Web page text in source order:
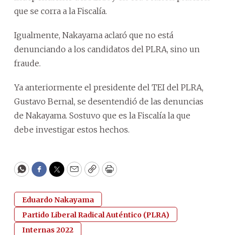
que se corra a la Fiscalía.
Igualmente, Nakayama aclaró que no está
denunciando a los candidatos del PLRA, sino un
fraude.
Ya anteriormente el presidente del TEI del PLRA,
Gustavo Bernal, se desentendió de las denuncias
de Nakayama. Sostuvo que es la Fiscalía la que
debe investigar estos hechos.
WhatsApp
Facebook
Twitter
EmailCopyPrint
Eduardo Nakayama
Partido Liberal Radical Auténtico (PLRA)
Internas 2022